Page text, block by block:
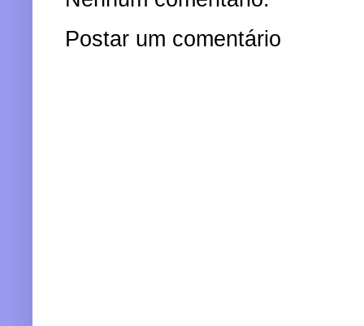
Postar um comentário